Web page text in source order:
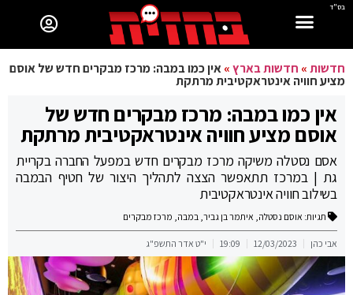
בס"ד
חדשות» חדשות בארץ»אין כמו במבה: מרכז מבקרים חדש של אוסם
מציע חוויה אינטראקטיבית מרתקת
אין כמו במבה: מרכז מבקרים חדש של
אוסם מציע חוויה אינטראקטיבית מרתקת
אסם נסטלה משיקה מרכז מבקרים חדש במפעל החברה בקריית
גת | במרכז תתאפשר הצצה לתהליך היצור של חטיף הבמבה
בשילוב חוויה אינטראקטיבית
תגיות: אוסם נסטלה, איתמר בן גביר, במבה, מרכז מבקרים
אבי כהן 12/03/2023
19:09 י"ט אדר התשפ"ג